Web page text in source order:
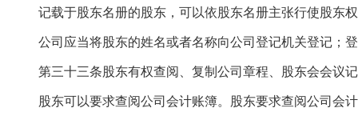
记载于股东名册的股东，可以依股东名册主张行使股东
公司应当将股东的姓名或者名称向公司登记机关登记；
第三十三条股东有权查阅、复制公司章程、股东会会议
股东可以要求查阅公司会计账簿。股东要求查阅公司会